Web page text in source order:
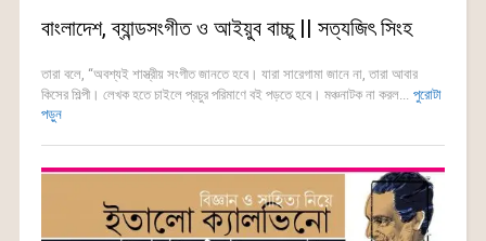
বাংলাদেশ, ব্যান্ডসংগীত ও আইয়ুব বাচ্চু || সত্যজিৎ সিংহ
তারা বলে, “অবশ্যই শাস্ত্রীয় সংগীত জানতে হবে। যারা সারেগামা জানে না, তারা আবার
কিসের শিল্পী। লেখক হতে চাইলে প্রচুর পরিমাণে বই পড়তে হবে। মঞ্চনাটক না করল... পুরোটা
পড়ুন